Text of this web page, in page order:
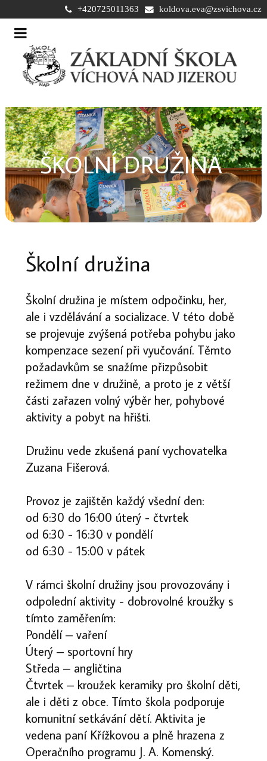
+420725011363 koldova.eva@zsvichova.cz
ŠKOLNÍ DRUŽINA
Školní družina
Školní družina je místem odpočinku, her,
ale i vzdělávání a socializace. V této době
se projevuje zvýšená potřeba pohybu jako
kompenzace sezení při vyučování. Těmto
požadavkům se snažíme přizpůsobit
režimem dne v družině, a proto je z větší
části zařazen volný výběr her, pohybové
aktivity a pobyt na hřišti.
Družinu vede zkušená paní vychovatelka
Zuzana Fišerová.
Provoz je zajištěn každý všední den:
od 6:30 do 16:00 úterý - čtvrtek
od 6:30 - 16:30 v pondělí
od 6:30 - 15:00 v pátek
V rámci školní družiny jsou provozovány i
odpolední aktivity - dobrovolné kroužky s
tímto zaměřením:
Pondělí – vaření
Úterý – sportovní hry
Středa – angličtina
Čtvrtek – kroužek keramiky pro školní děti,
ale i děti z obce. Tímto škola podporuje
komunitní setkávání dětí. Aktivita je
vedena paní Křížkovou a plně hrazena z
Operačního programu J. A. Komenský.